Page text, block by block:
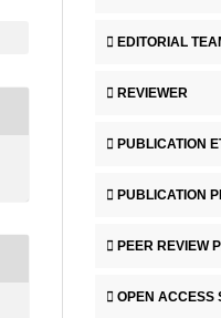
EDITORIAL
REVIEWER
PUBLICATION
PUBLICATION
PEER REVIEW
OPEN ACCESS